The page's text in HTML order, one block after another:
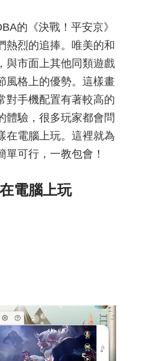
的《決戰！平安京》
熱烈的追捧。唯美的和
與市面上其他同類遊戲
風格上的優勢。這樣畫
對手機配置有著較高的
體驗，很多玩家都會問
在電腦上玩。這裡就為
單可行，一教包會！
電腦上玩